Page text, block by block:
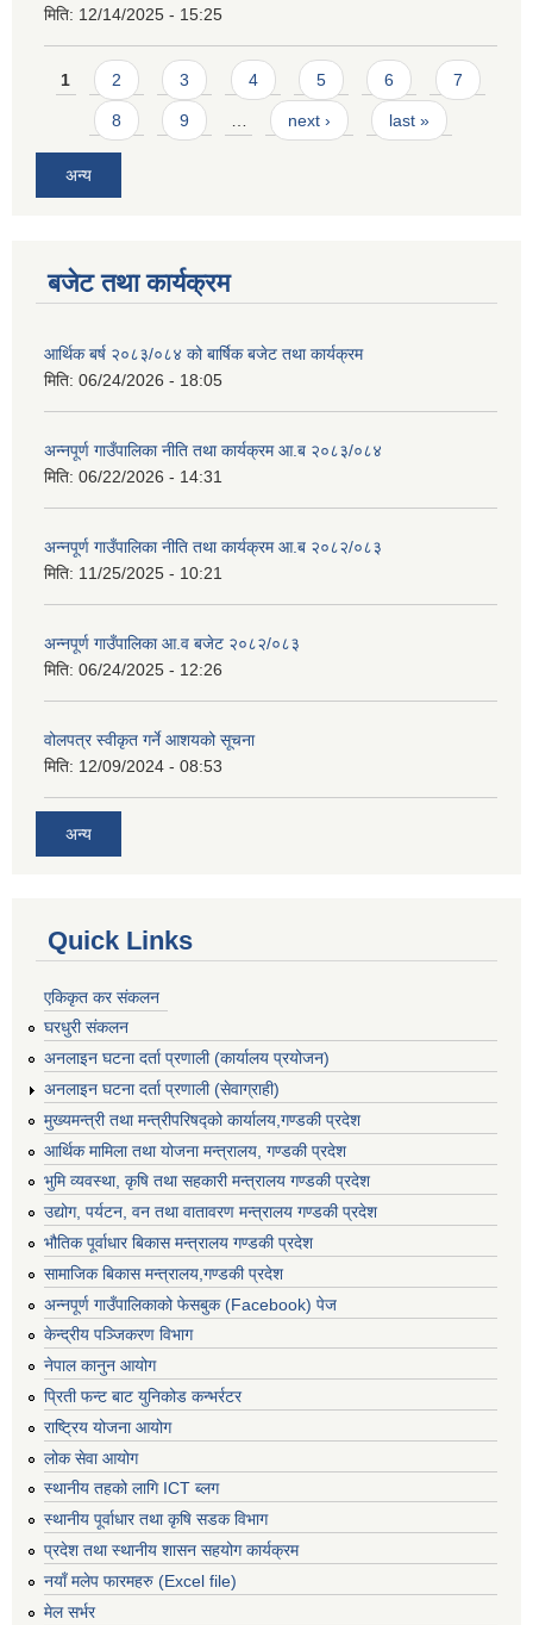
मिति: 12/14/2025 - 15:25
Pages
1 2 3 4 5 6 7
8 9 next › last »
अन्य
बजेट तथा कार्यक्रम
आर्थिक बर्ष २०८३/०८४ को बार्षिक बजेट तथा कार्यक्रम
मिति: 06/24/2026 - 18:05
अन्नपूर्ण गाउँपालिका नीति तथा कार्यक्रम आ.ब २०८३/०८४
मिति: 06/22/2026 - 14:31
अन्नपूर्ण गाउँपालिका नीति तथा कार्यक्रम आ.ब २०८२/०८३
मिति: 11/25/2025 - 10:21
अन्नपूर्ण गाउँपालिका आ.व बजेट २०८२/०८३
मिति: 06/24/2025 - 12:26
वोलपत्र स्वीकृत गर्ने आशयको सूचना
मिति: 12/09/2024 - 08:53
अन्य
Quick Links
एकिकृत कर संकलन
घरधुरी संकलन
अनलाइन घटना दर्ता प्रणाली (कार्यालय प्रयोजन)
अनलाइन घटना दर्ता प्रणाली (सेवाग्राही)
मुख्यमन्त्री तथा मन्त्रीपरिषद्को कार्यालय,गण्डकी प्रदेश
आर्थिक मामिला तथा योजना मन्त्रालय, गण्डकी प्रदेश
भुमि व्यवस्था, कृषि तथा सहकारी मन्त्रालय गण्डकी प्रदेश
उद्योग, पर्यटन, वन तथा वातावरण मन्त्रालय गण्डकी प्रदेश
भौतिक पूर्वाधार बिकास मन्त्रालय गण्डकी प्रदेश
सामाजिक बिकास मन्त्रालय,गण्डकी प्रदेश
अन्नपूर्ण गाउँपालिकाको फेसबुक (Facebook) पेज
केन्द्रीय पञ्जिकरण विभाग
नेपाल कानुन आयोग
प्रिती फन्ट बाट युनिकोड कन्भर्रटर
राष्ट्रिय योजना आयोग
लोक सेवा आयोग
स्थानीय तहको लागि ICT ब्लग
स्थानीय पूर्वाधार तथा कृषि सडक विभाग
प्रदेश तथा स्थानीय शासन सहयोग कार्यक्रम
नयाँ मलेप फारमहरु (Excel file)
मेल सर्भर